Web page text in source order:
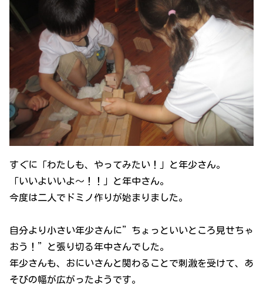
すぐに「わたしも、やってみたい！」と年少さん。
「いいよいいよ～！！」と年中さん。
今度は二人でドミノ作りが始まりました。
自分より小さい年少さんに”ちょっといいところ見せちゃ
おう！”と張り切る年中さんでした。
年少さんも、おにいさんと関わることで刺激を受けて、あ
そびの幅が広がったようです。